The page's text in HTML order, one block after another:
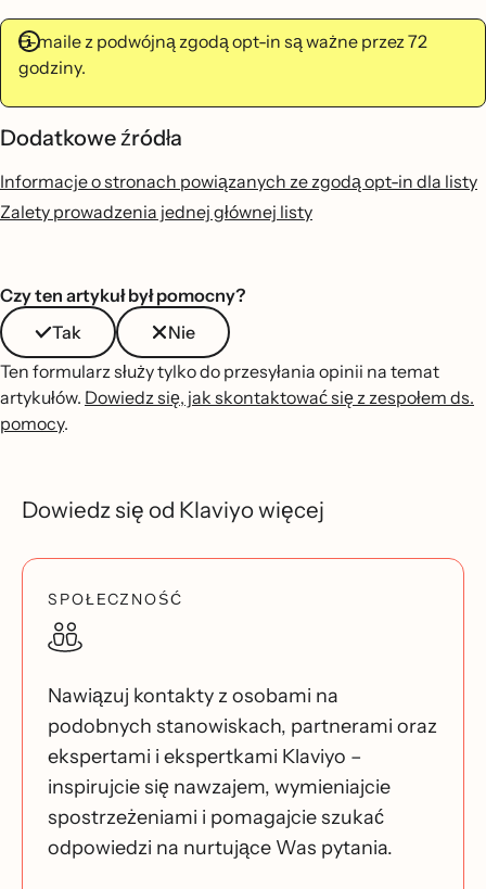
E-maile z podwójną zgodą opt-in są ważne przez 72
godziny.
Dodatkowe źródła
Informacje o stronach powiązanych ze zgodą opt-in dla listy
Zalety prowadzenia jednej głównej listy
Czy ten artykuł był pomocny?
Tak
Nie
Ten formularz służy tylko do przesyłania opinii na temat
artykułów. Dowiedz się, jak skontaktować się z zespołem ds.
pomocy.
Dowiedz się od Klaviyo więcej
SPOŁECZNOŚĆ
Nawiązuj kontakty z osobami na
podobnych stanowiskach, partnerami oraz
ekspertami i ekspertkami Klaviyo –
inspirujcie się nawzajem, wymieniajcie
spostrzeżeniami i pomagajcie szukać
odpowiedzi na nurtujące Was pytania.